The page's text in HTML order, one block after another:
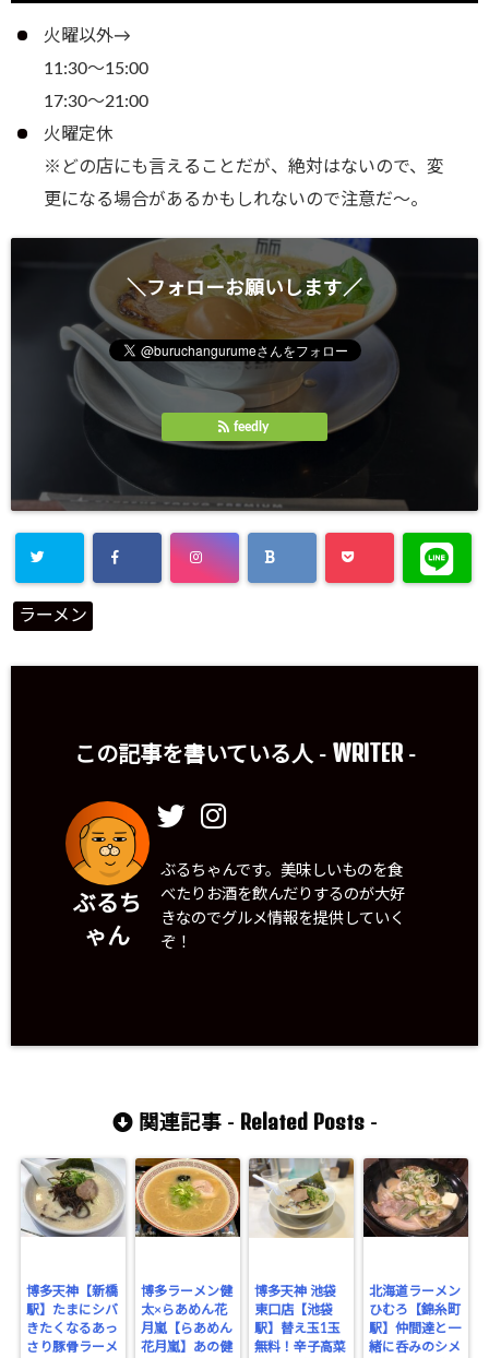
火曜以外→
11:30～15:00
17:30～21:00
火曜定休
※どの店にも言えることだが、絶対はないので、変
更になる場合があるかもしれないので注意だ～。
＼フォローお願いします／
feedly
ラーメン
この記事を書いている人 - WRITER-
ぶるち
ゃん
ぶるちゃんです。美味しいものを食
べたりお酒を飲んだりするのが大好
きなのでグルメ情報を提供していく
ぞ！
関連記事 - Related Posts-
博多天神【新橋
駅】たまにシバ
きたくなるあっ
さり豚骨ラーメ
博多ラーメン健
太×らあめん花
月嵐【らあめん
花月嵐】あの健
博多天神 池袋
東口店【池袋
駅】替え玉1玉
無料！辛子高菜
北海道ラーメン
ひむろ【錦糸町
駅】仲間達と一
緒に呑みのシメ